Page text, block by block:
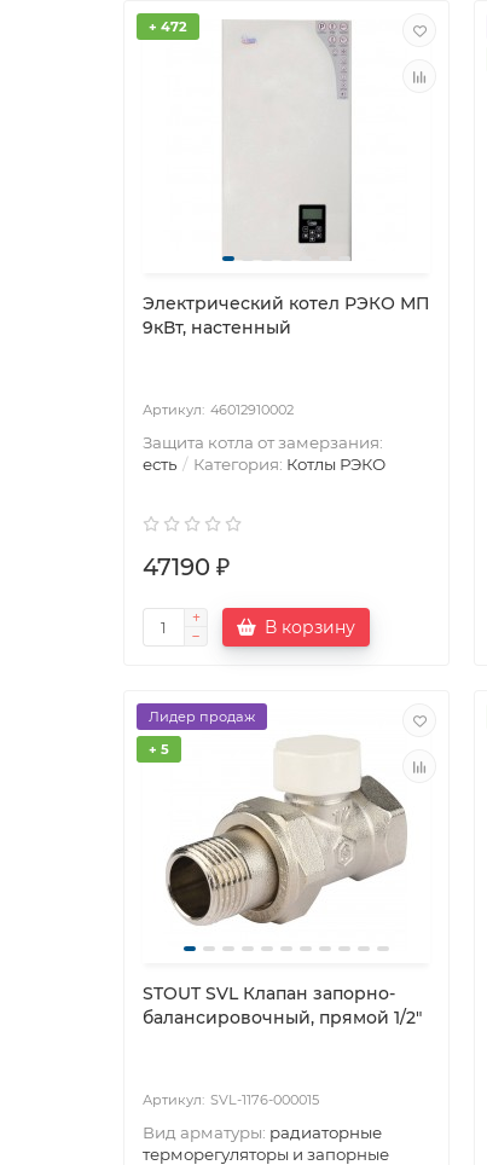
+ 472
Электрический котел РЭКО МП
9кВт, настенный
46012910002
Защита котла от замерзания:
есть
Категория: Котлы РЭКО
47190 ₽
В корзину
Лидер продаж
+ 5
STOUT SVL Клапан запорно-
балансировочный, прямой 1/2"
SVL-1176-000015
Вид арматуры: радиаторные
терморегуляторы и запорные